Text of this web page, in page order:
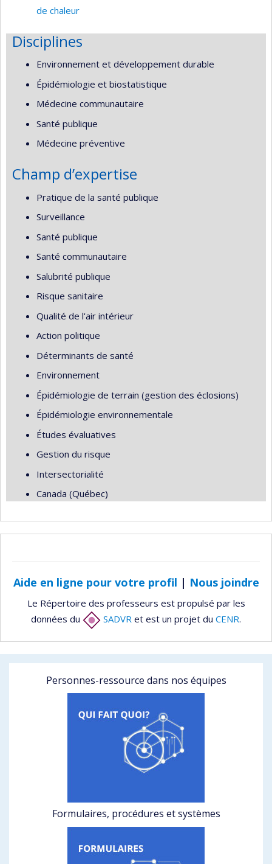
de chaleur
Disciplines
Environnement et développement durable
Épidémiologie et biostatistique
Médecine communautaire
Santé publique
Médecine préventive
Champ d’expertise
Pratique de la santé publique
Surveillance
Santé publique
Santé communautaire
Salubrité publique
Risque sanitaire
Qualité de l'air intérieur
Action politique
Déterminants de santé
Environnement
Épidémiologie de terrain (gestion des éclosions)
Épidémiologie environnementale
Études évaluatives
Gestion du risque
Intersectorialité
Canada (Québec)
Aide en ligne pour votre profil | Nous joindre
Le Répertoire des professeurs est propulsé par les
données du
SADVR et est un projet du CENR.
Personnes-ressource dans nos équipes
Formulaires, procédures et systèmes